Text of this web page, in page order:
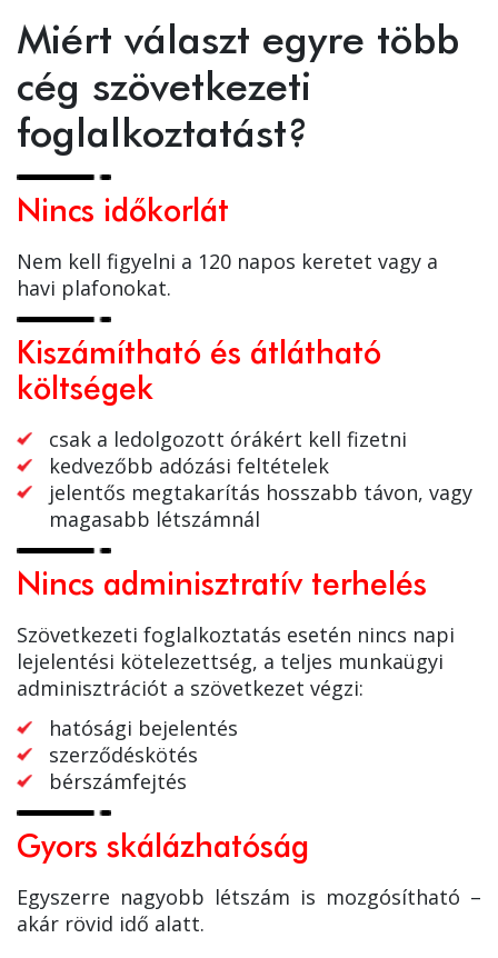
Miért választ egyre több
cég szövetkezeti
foglalkoztatást?
Nincs időkorlát
Nem kell figyelni a 120 napos keretet vagy a
havi plafonokat.
Kiszámítható és átlátható
költségek
csak a ledolgozott órákért kell fizetni
kedvezőbb adózási feltételek
jelentős megtakarítás hosszabb távon, vagy
magasabb létszámnál
Nincs adminisztratív terhelés
Szövetkezeti foglalkoztatás esetén nincs napi
lejelentési kötelezettség, a teljes munkaügyi
adminisztrációt a szövetkezet végzi:
hatósági bejelentés
szerződéskötés
bérszámfejtés
Gyors skálázhatóság
Egyszerre nagyobb létszám is mozgósítható –
akár rövid idő alatt.